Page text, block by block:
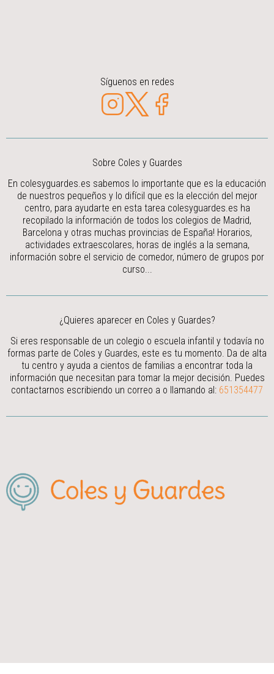
Síguenos en redes
Sobre Coles y Guardes
En colesyguardes.es sabemos lo importante que es la educación
de nuestros pequeños y lo difícil que es la elección del mejor
centro, para ayudarte en esta tarea colesyguardes.es ha
recopilado la información de todos los colegios de Madrid,
Barcelona y otras muchas provincias de España! Horarios,
actividades extraescolares, horas de inglés a la semana,
información sobre el servicio de comedor, número de grupos por
curso...
¿Quieres aparecer en Coles y Guardes?
Si eres responsable de un colegio o escuela infantil y todavía no
formas parte de Coles y Guardes, este es tu momento. Da de alta
tu centro y ayuda a cientos de familias a encontrar toda la
información que necesitan para tomar la mejor decisión. Puedes
contactarnos escribiendo un correo a o llamando al: 651354477